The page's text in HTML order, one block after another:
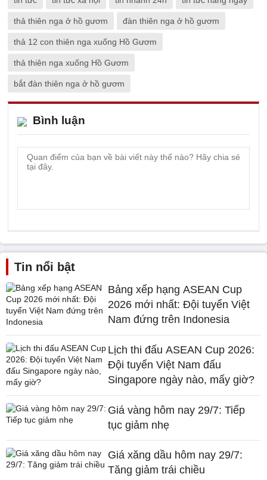
thả thiên nga ở hồ gươm đàn thiên nga ở hồ gươm
thả 12 con thiên nga xuống Hồ Gươm
thả thiên nga xuống Hồ Gươm
bắt đàn thiên nga ở hồ gươm
Bình luận
Tin nổi bật
Bảng xếp hạng ASEAN Cup
2026 mới nhất: Đội tuyển Việt
Nam đứng trên Indonesia
Lịch thi đấu ASEAN Cup 2026:
Đội tuyển Việt Nam đấu
Singapore ngày nào, mấy giờ?
Giá vàng hôm nay 29/7: Tiếp
tục giảm nhẹ
Giá xăng dầu hôm nay 29/7:
Tăng giảm trái chiều